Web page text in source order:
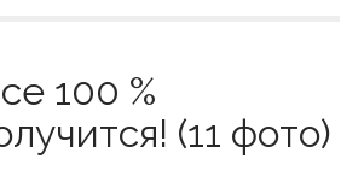
100 %
(11 фото)